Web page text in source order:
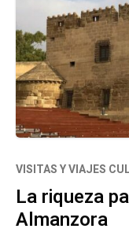
VISITAS Y VIAJES
La riqueza
Almanzora